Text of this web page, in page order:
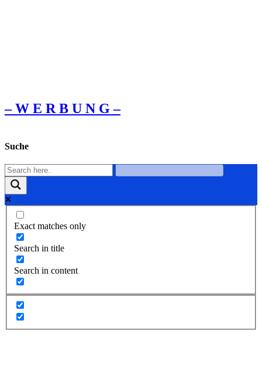
– W Ε R Β U Ν G –
Suche
Exact matches only
Search in title
Search in content